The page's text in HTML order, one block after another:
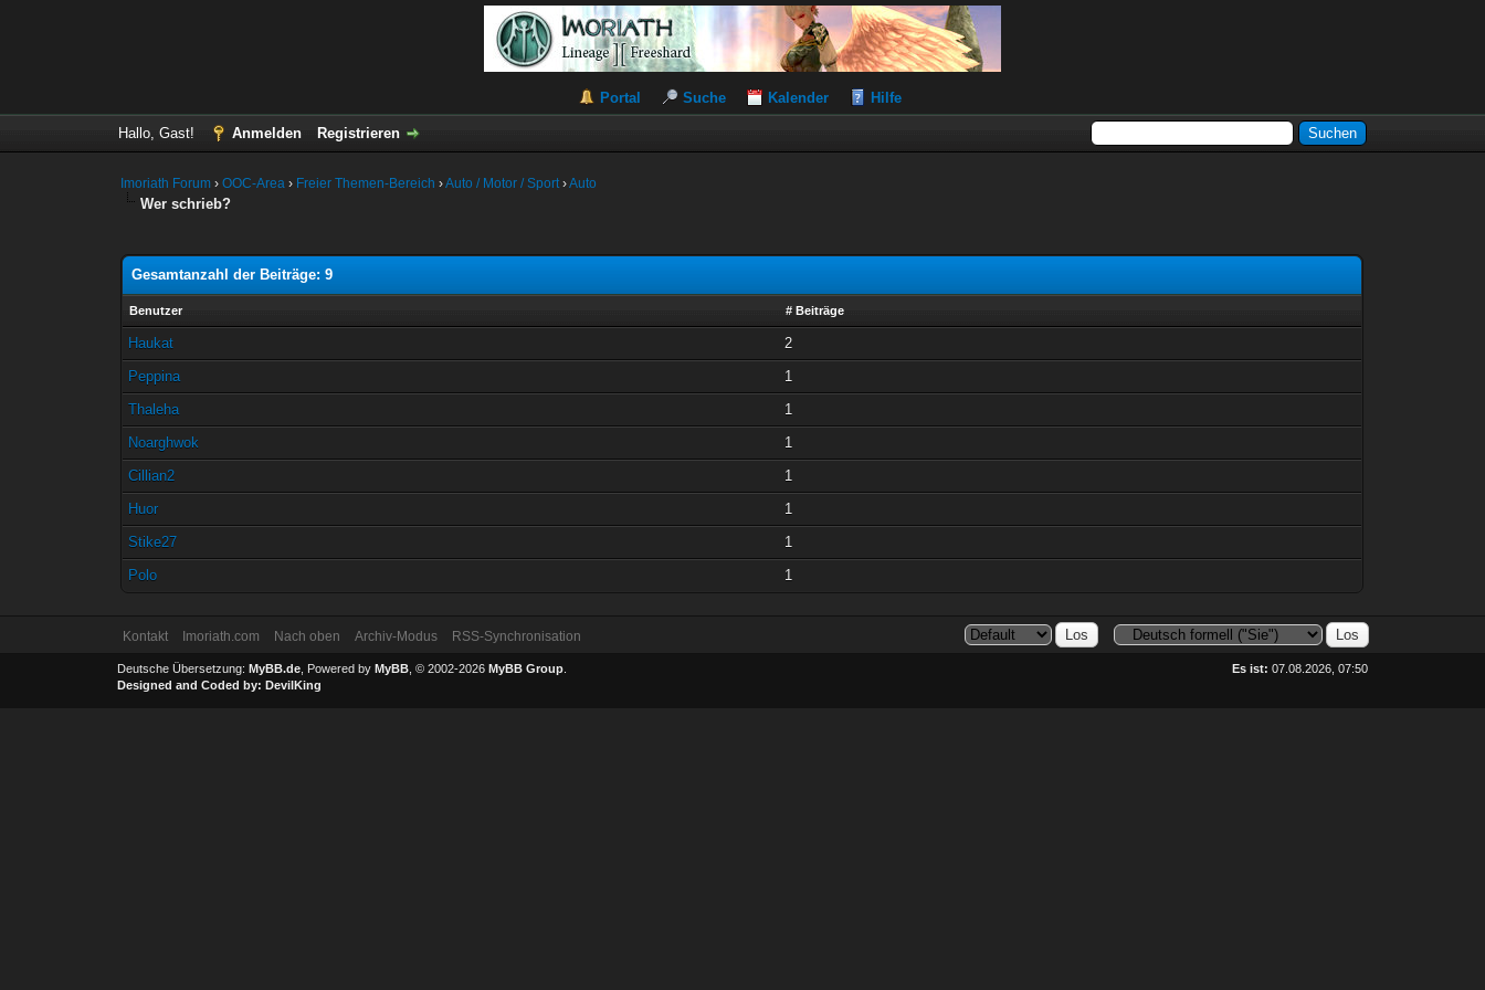
Portal Suche Kalender Hilfe
Hallo, Gast! Anmelden Registrieren
Imoriath Forum ›OOC-Area › Freier Themen-Bereich ›Auto / Motor / Sport›Auto
Wer schrieb?
Gesamtanzahl der Beiträge: 9
Benutzer # Beiträge
Haukat
2
Peppina
1
Thaleha
1
Noarghwok
1
Cillian2
1
Huor
1
Stike27
1
Polo
1
Kontakt Imoriath.com Nach oben Archiv-Modus RSS-Synchronisation
Es ist: 07.08.2026, 07:50
Deutsche Übersetzung: MyBB.de, Powered by MyBB, © 2002-2026 MyBB Group.
Designed and Coded by: DevilKing